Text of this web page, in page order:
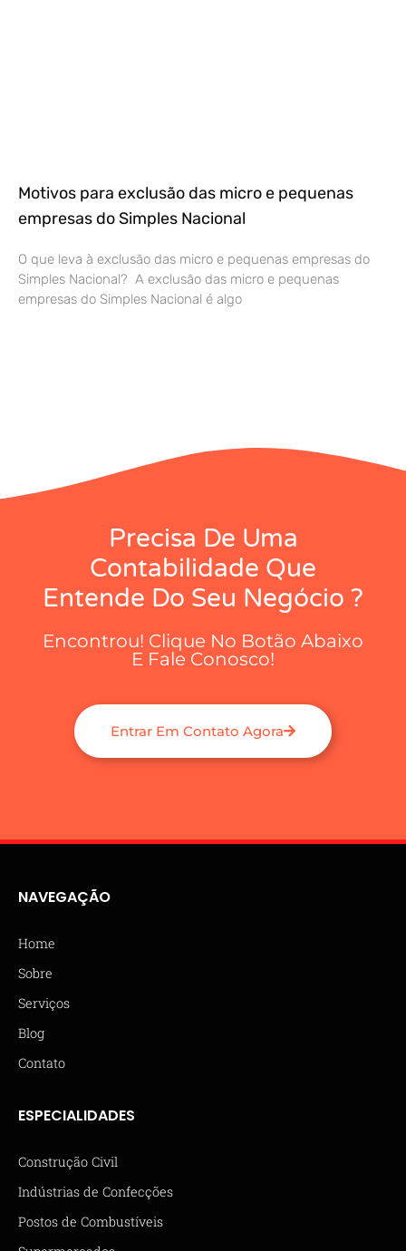
Motivos para exclusão das micro e pequenas
empresas do Simples Nacional
O que leva à exclusão das micro e pequenas empresas do
Simples Nacional? A exclusão das micro e pequenas
empresas do Simples Nacional é algo
Precisa De Uma
Contabilidade Que
Entende Do Seu Negócio ?
Encontrou! Clique No Botão Abaixo
E Fale Conosco!
Entrar Em Contato Agora
NAVEGAÇÃO
Home
Sobre
Serviços
Blog
Contato
ESPECIALIDADES
Construção Civil
Indústrias de Confecções
Postos de Combustíveis